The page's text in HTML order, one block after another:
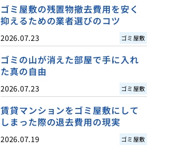
ゴミ屋敷の残置物撤去費用を安く
抑えるための業者選びのコツ
2026.07.23 ゴミ屋敷
ゴミの山が消えた部屋で手に入れ
た真の自由
2026.07.23 ゴミ屋敷
賃貸マンションをゴミ屋敷にして
しまった際の退去費用の現実
2026.07.19 ゴミ屋敷